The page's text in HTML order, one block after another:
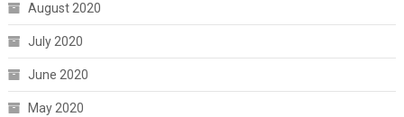
August 2020
July 2020
June 2020
May 2020